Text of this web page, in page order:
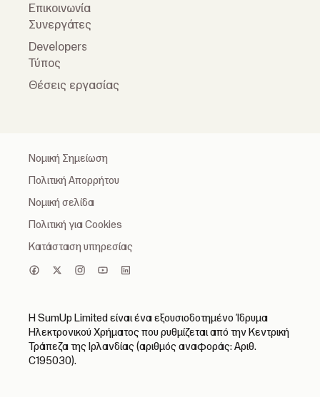
Επικοινωνία
Συνεργάτες
Developers
Τύπος
Θέσεις εργασίας
Νομική Σημείωση
Πολιτική Απορρήτου
Νομική σελίδα
Πολιτική για Cookies
Κατάσταση υπηρεσίας
Η SumUp Limited είναι ένα εξουσιοδοτημένο Ίδρυμα
Ηλεκτρονικού Χρήματος που ρυθμίζεται από την Κεντρική
Τράπεζα της Ιρλανδίας (αριθμός αναφοράς: Αριθ.
C195030).